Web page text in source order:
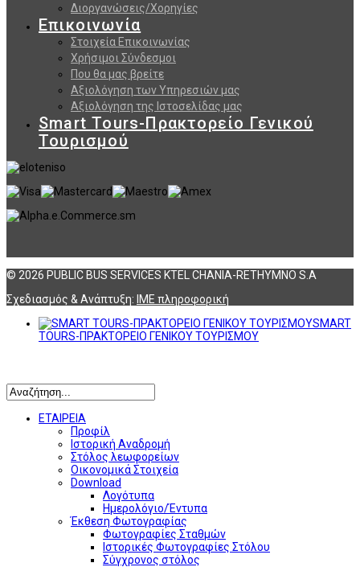
Διοργανώσεις/Χορηγίες
Επικοινωνία
Στοιχεία Επικοινωνίας
Χρήσιμοι Σύνδεσμοι
Που θα μας βρείτε
Αξιολόγηση των Υπηρεσιών μας
Αξιολόγηση της Ιστοσελίδας μας
Smart Tours-Πρακτορείο Γενικού
Τουρισμού
© 2026 PUBLIC BUS SERVICES KTEL CHANIA-RETHYMNO S.A
Σχεδιασμός & Ανάπτυξη: ΙΜΕ πληροφορική
SMART
TOURS-ΠΡΑΚΤΟΡΕΙΟ ΓΕΝΙΚΟΥ ΤΟΥΡΙΣΜΟΥ
ΕΤΑΙΡΕΙΑ
Προφίλ
Ιστορική Αναδρομή
Στόλος λεωφορείων
Οικονομικά Στοιχεία
Download
Λογότυπα
Ημερολόγιο/Έντυπα
Έκθεση Φωτογραφίας
Φωτογραφίες Σταθμών
Ιστορικές Φωτογραφίες Στόλου
Σύγχρονος στόλος